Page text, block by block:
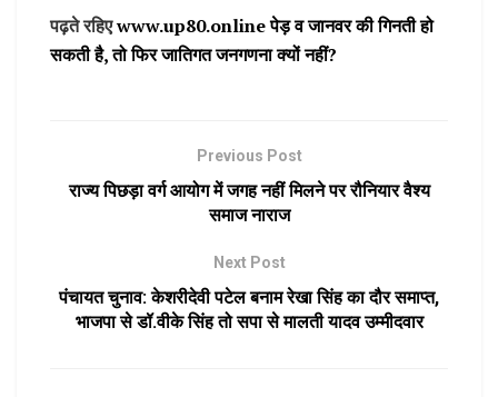
पढ़ते रहिएwww.up80.online पेड़ व जानवर की गिनती हो
सकती है, तो फिर जातिगत जनगणना क्यों नहीं?
Previous Post
राज्य पिछड़ा वर्ग आयोग में जगह नहीं मिलने पर रौनियार वैश्य
समाज नाराज
Next Post
पंचायत चुनाव: केशरीदेवी पटेल बनाम रेखा सिंह का दौर समाप्त,
भाजपा से डॉ.वीके सिंह तो सपा से मालती यादव उम्मीदवार